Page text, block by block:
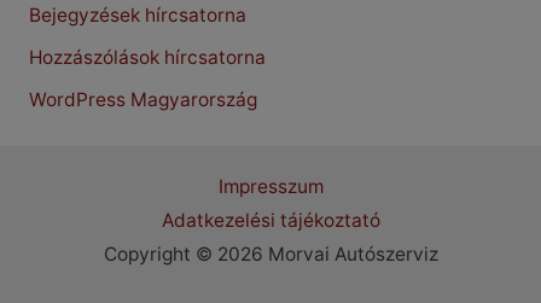
Bejegyzések hírcsatorna
Hozzászólások hírcsatorna
WordPress Magyarország
Impresszum
Adatkezelési tájékoztató
Copyright © 2026 Morvai Autószerviz